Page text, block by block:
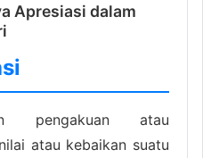
Apresiasi dalam
pengakuan atau
atau kebaikan suatu